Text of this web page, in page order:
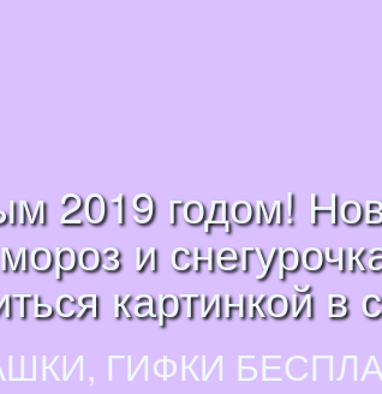
2019 годом!
и
картинкой в
ГИФКИ